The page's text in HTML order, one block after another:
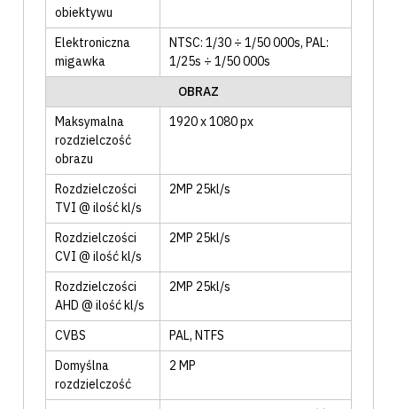
obiektywu
Elektroniczna
migawka
NTSC: 1/30 ÷ 1/50 000s, PAL:
1/25s ÷ 1/50 000s
OBRAZ
Maksymalna
rozdzielczość
obrazu
1920 x 1080 px
Rozdzielczości
TVI @ ilość kl/s
2MP 25kl/s
Rozdzielczości
CVI @ ilość kl/s
2MP 25kl/s
Rozdzielczości
AHD @ ilość kl/s
2MP 25kl/s
CVBS PAL, NTFS
Domyślna
rozdzielczość
2 MP